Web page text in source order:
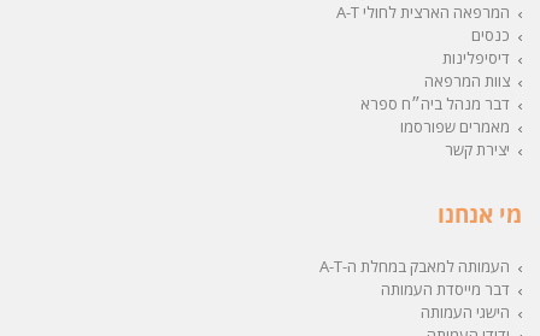
המרפאה הארצית לחולי A-T
כנסים
דיסיפלינות
צוות המרפאה
דבר מנהל ביה״ח ספרא
מאמרים שפורסמו
יצירת קשר
מי אנחנו
העמותה למאבק במחלת ה-A-T
דבר מייסדת העמותה
הישגי העמותה